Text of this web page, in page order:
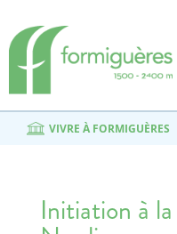
VIVRE À FORMIGUÈRES
Initiation à